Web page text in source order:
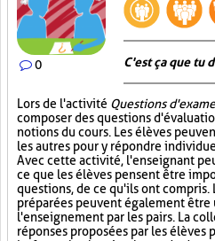
0 C'est ça que tu
Lors de l'activité Questions
composer des questions
notions du cours. Les élèves
les autres pour y répondre
Avec cette activité, l'enseignant
ce que les élèves pensent être
questions, de ce qu'ils ont compris.
préparées peuvent également être
l'enseignement par les pairs. La
réponses proposées par les élèves